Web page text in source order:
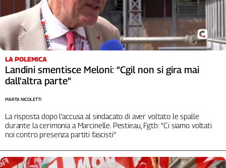
Abruzzo-
Molise
Alto
Adige
Basilicata
Calabria
Campania
Emilia-
Friuli
Venezia
Lazio
LA POLEMICA
Landini smentisce Meloni: “Cgil non si gira mai
dall'altra parte”
La risposta dopo l’accusa al sindacato di aver voltato le spalle
durante la cerimonia a Marcinelle. Pestieau, Fgtb: “Ci siamo voltati
noi contro presenza partiti fascisti”
MARTA NICOLETTI